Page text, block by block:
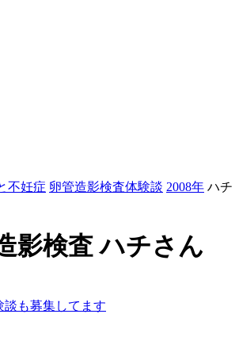
不妊症 卵管造影検査体験談 2008年 ハチ
影検査 ハチさん
談も募集してます